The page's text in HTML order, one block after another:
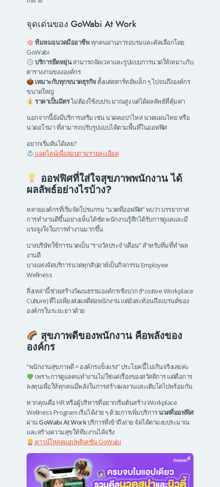
จุดเด่นของ GoWabi At Work
ทีมหมอนวดมืออาชีพทุกคนผ่านการอบรมและคัดเลือกโดย
GoWabi
บริการยืดหยุ่นสามารถจัดเวลาและรูปแบบการนวดให้เหมาะกับ
ตารางงานขององค์กร
เหมาะกับทุกขนาดธุรกิจ ตั้งแต่สตาร์ทอัพเล็ก ๆ ไปจนถึงองค์กร
ขนาดใหญ่
ราคาเป็นมิตรไม่ต้องใช้งบประมาณสูง แต่ได้ผลลัพธ์ที่คุ้มค่า
นอกจากนี้ยังมีบริการเสริม เช่น นวดคอบ่าไหล่ นวดแผนไทย หรือ
นวดอโรม่า ที่สามารถปรับรูปแบบได้ตามพื้นที่ในออฟฟิศ
อยากเริ่มต้นได้เลย?
แอดไลน์เพื่อสอบถามรายละเอียด
ออฟฟิศที่ใส่ใจสุขภาพพนักงาน ได้
ผลลัพธ์อย่างไรบ้าง?
หลายองค์กรที่เริ่มจัดโปรแกรม “นวดที่ออฟฟิศ” พบว่า บรรยากาศ
การทำงานดีขึ้นอย่างเห็นได้ชัด พนักงานรู้สึกได้รับการดูแลและมี
แรงจูงใจในการทำงานมากขึ้น
บางบริษัทใช้การนวดเป็น “รางวัลประจำเดือน” สำหรับทีมที่ทำผล
งานดี
บางแห่งจัดบริการนวดทุกสัปดาห์เป็นกิจกรรม Employee
Wellness
สิ่งเหล่านี้ช่วยสร้างวัฒนธรรมองค์กรเชิงบวก (Positive Workplace
Culture) ที่ไม่เพียงส่งผลดีต่อพนักงาน แต่ยังสะท้อนถึงแบรนด์ของ
องค์กรในระยะยาวด้วย
สุขภาพดีของพนักงาน คือพลังของ
องค์กร
“พนักงานสุขภาพดี = องค์กรแข็งแรง” ประโยคนี้ไม่เกินจริงเลยค่ะ
เพราะการดูแลคนทำงานไม่ใช่แค่เรื่องของสวัสดิการ แต่คือการ
ลงทุนเพื่อให้ทุกคนมีพลังในการสร้างผลงานและเติบโตไปพร้อมกัน
หากคุณคือ HR หรือผู้บริหารที่อยากเริ่มต้นสร้าง Workplace
Wellness Program เริ่มได้ง่าย ๆ ด้วยการเพิ่มบริการนวดที่ออฟฟิศ
ผ่านGoWabi At Workบริการที่เข้าถึงง่าย จัดได้ตามงบประมาณ
และสร้างความสุขให้ทีมงานได้จริง
ดาวน์โหลดแอปพลิเคชั่น GoWabi